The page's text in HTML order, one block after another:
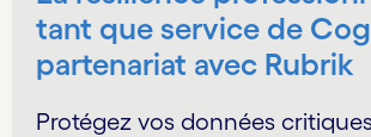
tant que service de
partenariat avec Rubrik
Protégez vos données